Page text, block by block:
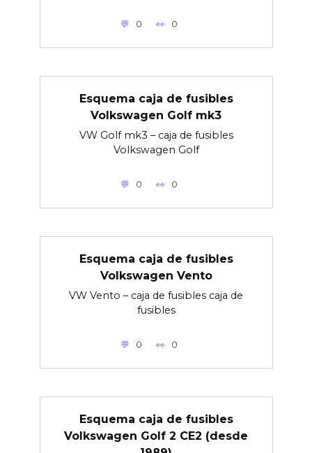
0 0
Esquema caja de fusibles
Volkswagen Golf mk3
VW Golf mk3 – caja de fusibles
Volkswagen Golf
0 0
Esquema caja de fusibles
Volkswagen Vento
VW Vento – caja de fusibles caja de
fusibles
0 0
Esquema caja de fusibles
Volkswagen Golf 2 CE2 (desde